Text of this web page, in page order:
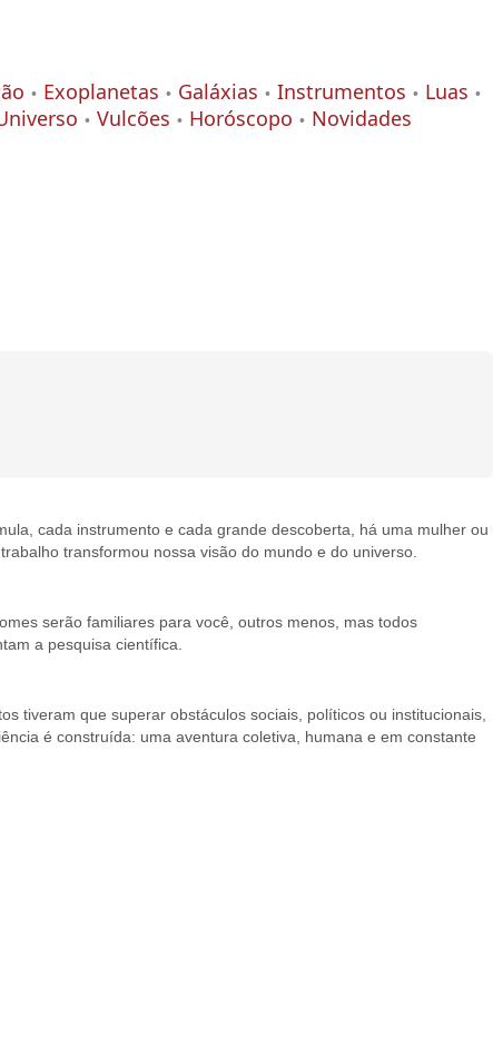
Exoplanetas Galáxias Instrumentos
Luas
Vulcões Horóscopo Novidades
cada instrumento e cada grande descoberta, há uma mulher ou
transformou nossa visão do mundo e do universo.
serão familiares para você, outros menos, mas todos
a pesquisa científica.
tiveram que superar obstáculos sociais, políticos ou institucionais,
é construída: uma aventura coletiva, humana e em constante